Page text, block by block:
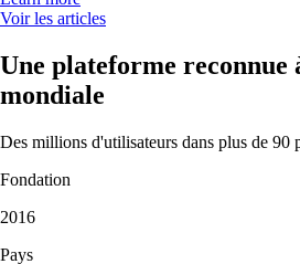
Voir les articles
Une plateforme reconnue
mondiale
Des millions d'utilisateurs dans plus de 90
Fondation
2016
Pays